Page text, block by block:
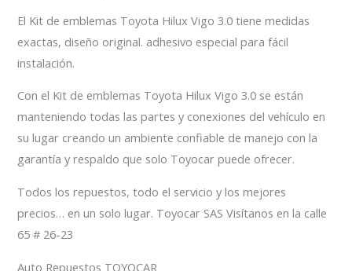
El Kit de emblemas Toyota Hilux Vigo 3.0 tiene medidas
exactas, diseño original. adhesivo especial para fácil
instalación.
Con el Kit de emblemas Toyota Hilux Vigo 3.0 se están
manteniendo todas las partes y conexiones del vehículo en
su lugar creando un ambiente confiable de manejo con la
garantía y respaldo que solo Toyocar puede ofrecer.
Todos los repuestos, todo el servicio y los mejores
precios… en un solo lugar. Toyocar SAS Visítanos en la calle
65 # 26-23
Auto Repuestos TOYOCAR